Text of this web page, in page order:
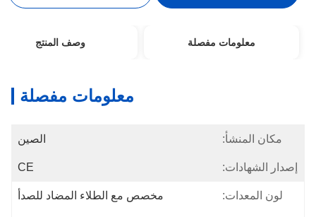
معلومات مفصلة وصف المنتج
معلومات مفصلة
مكان المنشأ: الصين
إصدار الشهادات: CE
لون المعدات: مخصص مع الطلاء المضاد للصدأ